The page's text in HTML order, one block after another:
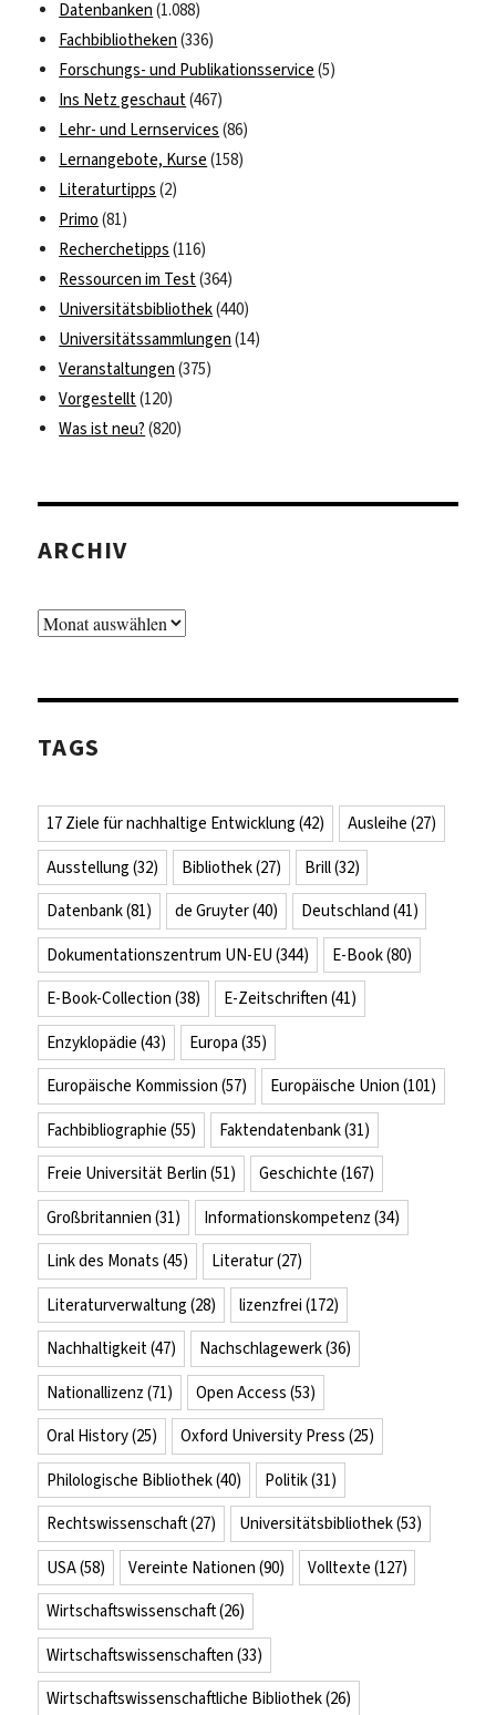
geschlossen
Datenbanken (1.088)
Fachbibliotheken (336)
Forschungs- und Publikationsservice (5)
Ins Netz geschaut(467)
Lehr- und Lernservices (86)
Lernangebote, Kurse (158)
Literaturtipps (2)
Primo (81)
Recherchetipps (116)
Ressourcen im Test(364)
Universitätsbibliothek(440)
Universitätssammlungen (14)
Veranstaltungen (375)
Vorgestellt(120)
Was ist neu? (820)
ARCHIV
Archiv
TAGS
17 Ziele für nachhaltige Entwicklung (42) Ausleihe (27)
Ausstellung (32) Bibliothek(27) Brill(32)
Datenbank(81) de Gruyter(40) Deutschland (41)
Dokumentationszentrum UN-EU (344) E-Book(80)
E-Book-Collection (38) E-Zeitschriften (41)
Enzyklopädie (43) Europa (35)
Europäische Kommission (57) Europäische Union (101)
Fachbibliographie (55) Faktendatenbank(31)
Freie Universität Berlin (51) Geschichte (167)
Großbritannien (31) Informationskompetenz (34)
Link des Monats (45) Literatur(27)
Literaturverwaltung (28) lizenzfrei (172)
Nachhaltigkeit(47) Nachschlagewerk(36)
Nationallizenz (71) Open Access (53)
Oral History(25) Oxford University Press (25)
Philologische Bibliothek(40) Politik(31)
Rechtswissenschaft(27) Universitätsbibliothek(53)
USA(58) Vereinte Nationen (90) Volltexte (127)
Wirtschaftswissenschaft(26)
Wirtschaftswissenschaften (33)
Wirtschaftswissenschaftliche Bibliothek(26)